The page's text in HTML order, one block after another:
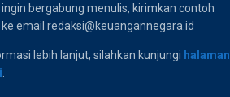
ingin bergabung menulis, kirimkan contoh
email redaksi@keuangannegara.id
lebih lanjut, silahkan kunjungi halaman